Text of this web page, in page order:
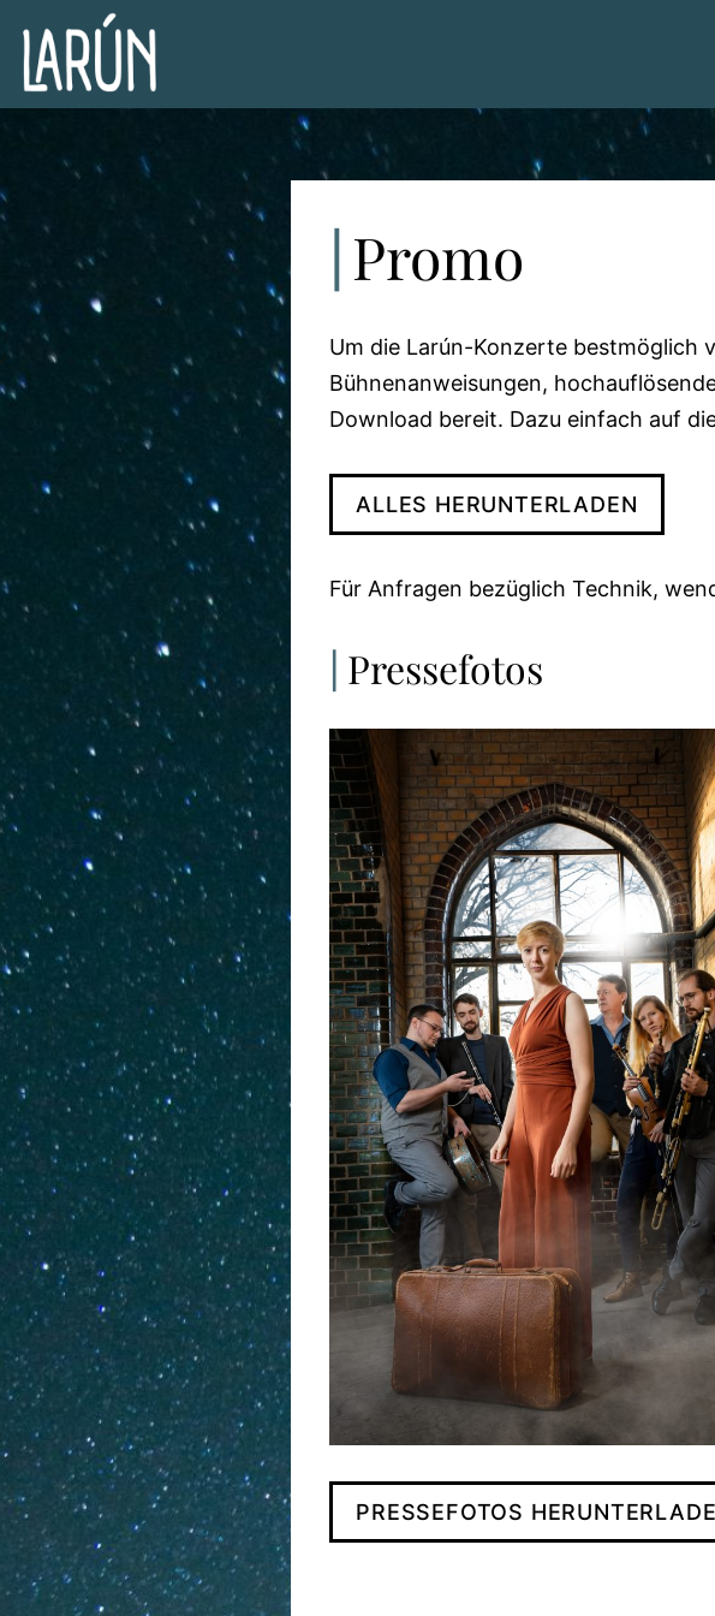
Inhalt
springen
Promo
Um die Larún-Konzerte bestmöglich
Bühnenanweisungen,
Download bereit. Dazu einfach auf
ALLES HERUNTERLADEN
Für Anfragen bezüglich Technik,
Pressefotos
PRESSEFOTOS